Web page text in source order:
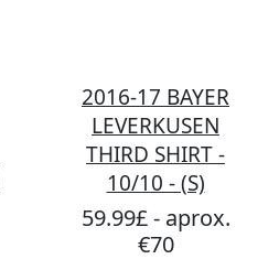
2016-17 BAYER
LEVERKUSEN
THIRD SHIRT -
10/10 - (S)
59.99£ - aprox.
€70